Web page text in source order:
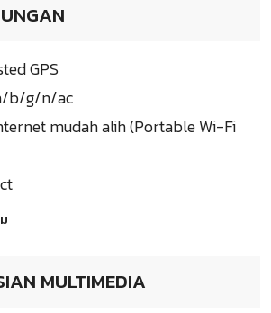
GPS
a/b/g/n/ac
mudah alih (Portable Wi-Fi
MULTIMEDIA